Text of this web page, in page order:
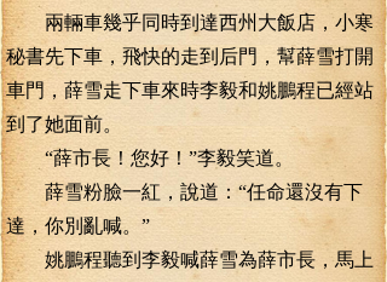
兩輛車幾乎同時到達西州大飯店，小寒
秘書先下車，飛快的走到后門，幫薛雪打開
車門，薛雪走下車來時李毅和姚鵬程已經站
到了她面前。
“薛市長！您好！”李毅笑道。
薛雪粉臉一紅，說道：“任命還沒有下
達，你別亂喊。”
姚鵬程聽到李毅喊薛雪為薛市長，馬上